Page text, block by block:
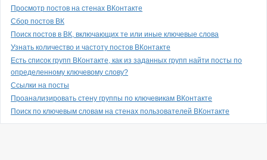
Просмотр постов на стенах ВКонтакте
Сбор постов ВК
Поиск постов в ВК, включающих те или иные ключевые слова
Узнать количество и частоту постов ВКонтакте
Есть список групп ВКонтакте, как из заданных групп найти посты по
определенному ключевому слову?
Ссылки на посты
Проанализировать стену группы по ключевикам ВКонтакте
Поиск по ключевым словам на стенах пользователей ВКонтакте